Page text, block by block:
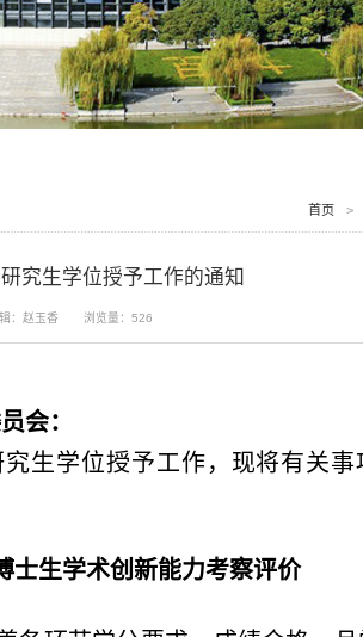
首页 >
究生学位授予工作的通知
：赵玉香 浏览量： 526
会：
生学位授予工作，现将有关事
士生学术创新能力考察评价